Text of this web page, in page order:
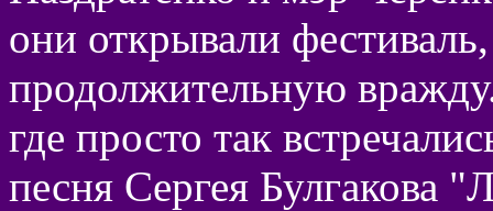
они открывали
продолжительную
где просто так
песня Сергея Булгакова